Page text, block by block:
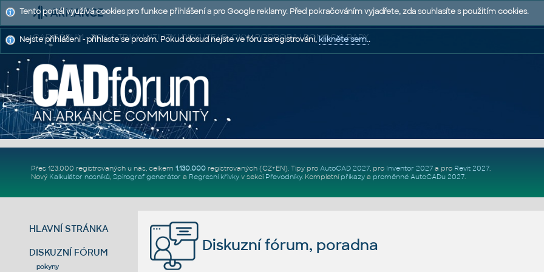
CAD FÓRUM - TIPY A TRIKY | UTILITY | DISKUZE | BLOKY | PODPORA | POMOC A RADY
Přes 123.000 registrovaných u nás, celkem 1.130.000registrovaných (CZ+EN). Tipy pro AutoCAD 2027, pro Inventor 2027a pro Revit 2027.
Nový Kalkulátor nosníků, Spirograf generátor a Regresní křivkyv sekci Převodníky. Kompletní příkazya proměnné AutoCADu 2027.
HLAVNÍ STRÁNKA
DISKUZNÍ FÓRUM
pokyny
Diskuzní fórum, poradna
Tento portál využívá cookies pro funkce přihlášení a pro Google reklamy. Před pokračováním vyjadřete, zda souhlasíte s použitím cookies.
Nejste přihlášeni - přihlaste se prosím. Pokud dosud nejste ve fóru zaregistrováni,klikněte sem..